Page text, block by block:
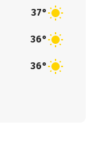
37°
36°
36°